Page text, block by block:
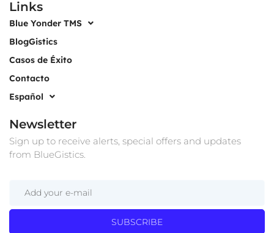
Links
Blue Yonder TMS
BlogGistics
Casos de Éxito
Contacto
Español
Newsletter
Sign up to receive alerts, special offers and updates
from BlueGistics.
SUBSCRIBE